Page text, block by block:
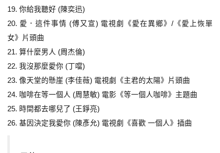
19. 你給我聽好 (陳奕迅)
20. 愛．這件事情 (傅又宣) 電視劇《愛在異鄉》/《愛上恢單
女》片頭曲
21. 算什麼男人 (周杰倫)
22. 我沒那麼愛你 (丁噹)
23. 像天堂的懸崖 (李佳薇) 電視劇《主君的太陽》片頭曲
24. 咖啡在等一個人 (周慧敏) 電影《等一個人咖啡》主題曲
25. 時間都去哪兒了 (王錚亮)
26. 基因決定我愛你 (陳彥允) 電視劇《喜歡 一個人》插曲